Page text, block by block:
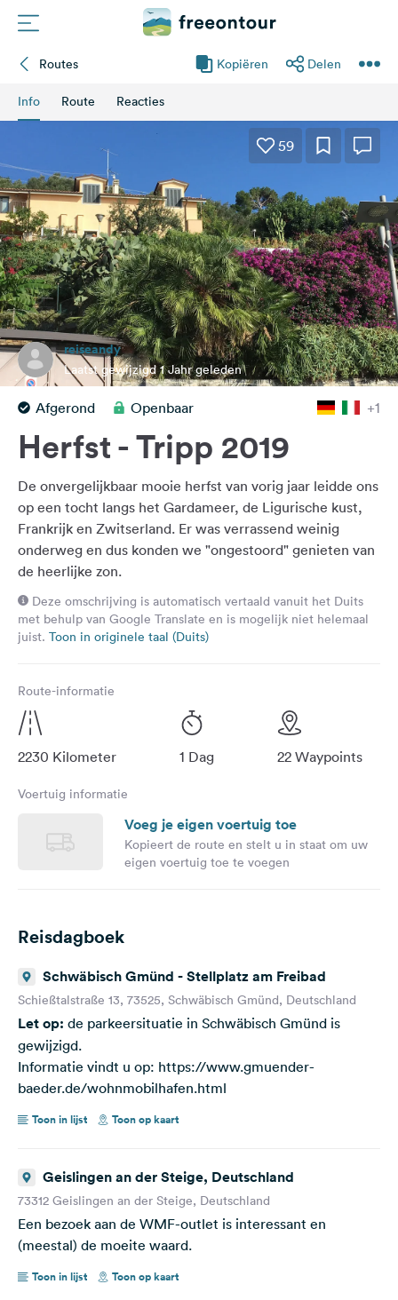
Magazine
Partners
Registreren
Inloggen
Nieuwsbrief
Feedback
Taal:
Volg
ons
op
social
media
Facebook
Routes Kopiëren Delen
Info Route Reacties
59
reiseandy
Laatst gewijzigd 1 Jahr geleden
Afgerond Openbaar +1
Herfst - Tripp 2019
De onvergelijkbaar mooie herfst van vorig jaar leidde ons
op een tocht langs het Gardameer, de Ligurische kust,
Frankrijk en Zwitserland. Er was verrassend weinig
onderweg en dus konden we "ongestoord" genieten van
de heerlijke zon.
Deze omschrijving is automatisch vertaald vanuit het Duits
met behulp van Google Translate en is mogelijk niet helemaal
juist. Toon in originele taal (Duits)
Route-informatie
2230 Kilometer 1 Dag 22 Waypoints
Voertuig informatie
Voeg je eigen voertuig toe
Kopieert de route en stelt u in staat om uw
eigen voertuig toe te voegen
Reisdagboek
Schwäbisch Gmünd - Stellplatz am Freibad
Schießtalstraße 13, 73525, Schwäbisch Gmünd, Deutschland
Let op: de parkeersituatie in Schwäbisch Gmünd is
gewijzigd.
Informatie vindt u op: https://www.gmuender-
baeder.de/wohnmobilhafen.html
Toon in lijst Toon op kaart
Geislingen an der Steige, Deutschland
73312 Geislingen an der Steige, Deutschland
Een bezoek aan de WMF-outlet is interessant en
(meestal) de moeite waard.
Toon in lijst Toon op kaart